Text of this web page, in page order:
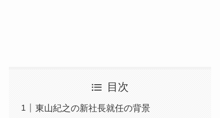
目次
東山紀之の新社長就任の背景